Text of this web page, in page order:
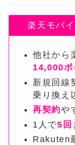
楽天モバ
他社から
14,000ポ
新規回線
乗り換え
再契約や
1人で5回
Rakuten